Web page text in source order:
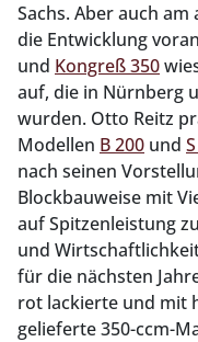
Sachs. Aber auch
die Entwicklung
und Kongreß 350
auf, die in Nürnberg
wurden. Otto Reitz
Modellen B 200 und
nach seinen
Blockbauweise mit
auf Spitzenleistung
und
für die nächsten
rot lackierte und mit
gelieferte 350-ccm-